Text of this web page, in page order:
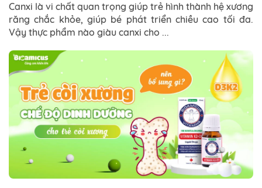
Canxi là vi chất quan trọng giúp trẻ hình thành hệ xương
răng chắc khỏe, giúp bé phát triển chiều cao tối đa.
Vậy thực phẩm nào giàu canxi cho ...